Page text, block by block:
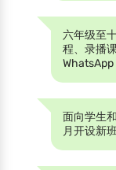
六年级至
程、录播
WhatsApp
面向学生
月开设新